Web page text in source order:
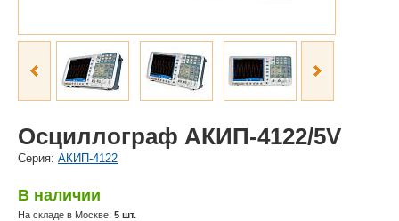
Осциллограф АКИП-4122/5V
Cерия: АКИП-4122
В наличии
На складе в Москве: 5 шт.